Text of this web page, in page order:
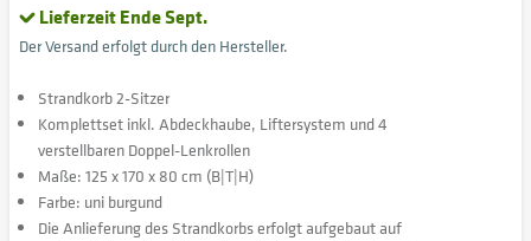
Lieferzeit Ende Sept.
Der Versand erfolgt durch den Hersteller.
Strandkorb 2-Sitzer
Komplettset inkl. Abdeckhaube, Liftersystem und 4
verstellbaren Doppel-Lenkrollen
Maße: 125 x 170 x 80 cm (B|T|H)
Farbe: uni burgund
Die Anlieferung des Strandkorbs erfolgt aufgebaut auf